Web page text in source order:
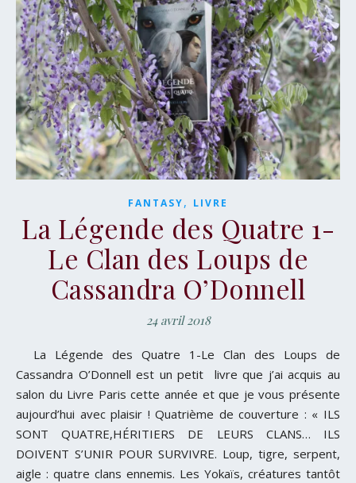
FANTASY, LIVRE
La Légende des Quatre 1-
Le Clan des Loups de
Cassandra O’Donnell
24 avril 2018
La Légende des Quatre 1-Le Clan des Loups de
Cassandra O’Donnell est un petit livre que j’ai acquis au
salon du Livre Paris cette année et que je vous présente
aujourd’hui avec plaisir ! Quatrième de couverture : « ILS
SONT QUATRE,HÉRITIERS DE LEURS CLANS… ILS
DOIVENT S’UNIR POUR SURVIVRE. Loup, tigre, serpent,
aigle : quatre clans ennemis. Les Yokaïs, créatures tantôt